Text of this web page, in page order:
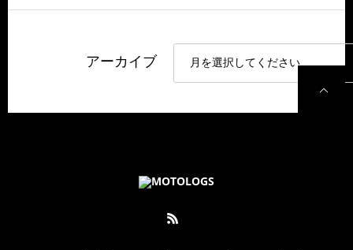
アーカイブ